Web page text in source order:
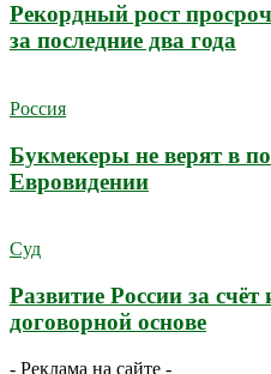
Рекордный рост
за последние два года
Россия
Букмекеры не верят в
Евровидении
Суд
Развитие России за счёт
договорной основе
- Реклама на сайте -